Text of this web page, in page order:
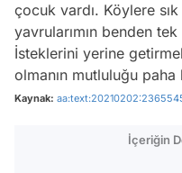
çocuk vardı. Köylere
yavrularımın benden tek
İsteklerini yerine
olmanın mutluluğu
Kaynak:
İçeriğin